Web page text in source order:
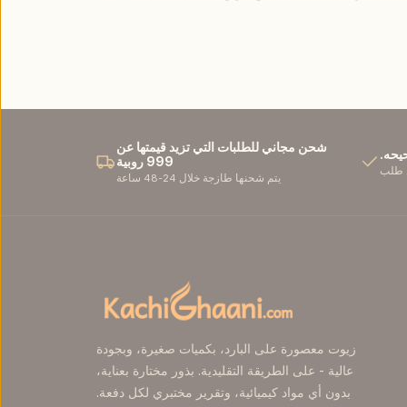
شحن مجاني للطلبات التي تزيد قيمتها عن
999 روبية
يتم شحنها طازجة خلال 24-48 ساعة
طلب
زيوت معصورة على البارد، بكميات صغيرة، وبجودة
عالية - على الطريقة التقليدية. بذور مختارة بعناية،
بدون أي مواد كيميائية، وتقرير مختبري لكل دفعة.